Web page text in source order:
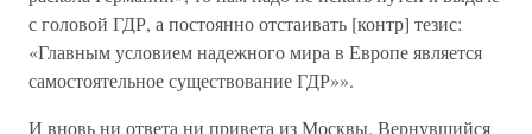
с головой ГДР, а постоянно отстаивать [контр] тезис:
«Главным условием надежного мира в Европе является
самостоятельное существование ГДР»».
И вновь ни ответа ни привета из Москвы. Вернувшийся